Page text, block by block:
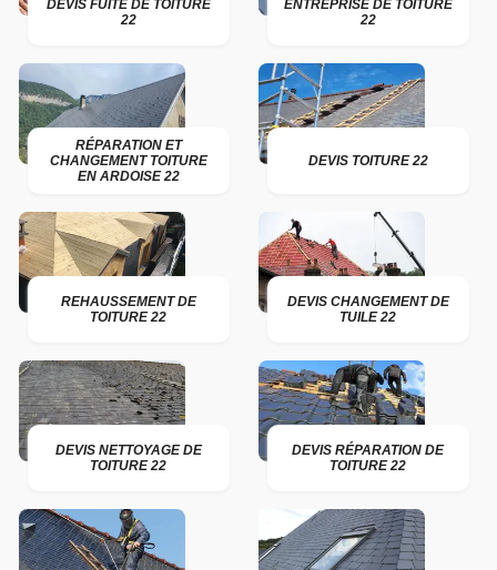
DEVIS FUITE DE TOITURE
22
ENTREPRISE DE TOITURE
22
RÉPARATION ET
CHANGEMENT TOITURE
EN ARDOISE 22
DEVIS TOITURE 22
REHAUSSEMENT DE
TOITURE 22
DEVIS CHANGEMENT DE
TUILE 22
DEVIS NETTOYAGE DE
TOITURE 22
DEVIS RÉPARATION DE
TOITURE 22